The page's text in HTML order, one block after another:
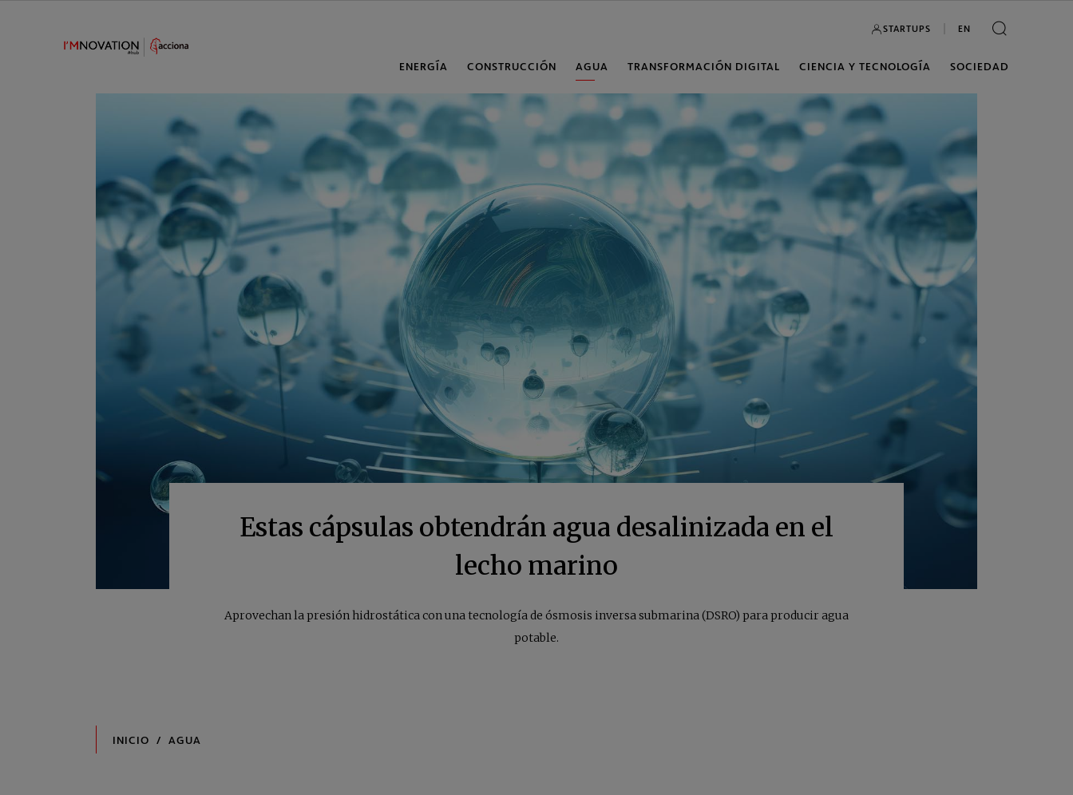
Estas cápsulas obtendrán agua desalinizada en el
lecho marino
Aprovechan la presión hidrostática con una tecnología de ósmosis inversa submarina (DSRO) para producir agua
potable.